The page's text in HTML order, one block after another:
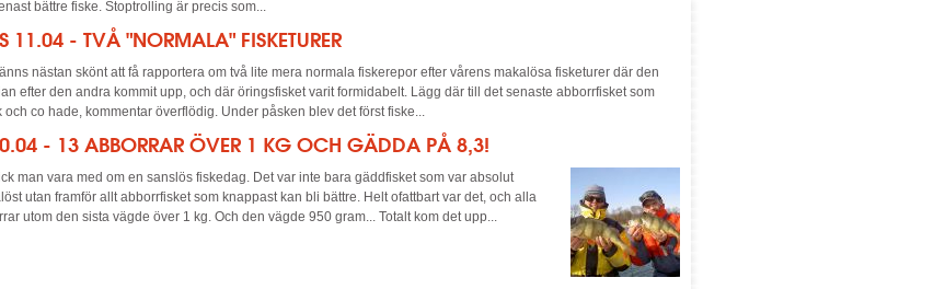
bättre fiske. Stoptrolling är precis som...
11.04 - TVÅ "NORMALA" FISKETURER
nästan skönt att få rapportera om två lite mera normala fiskerepor efter vårens makalösa fisketurer där den
efter den andra kommit upp, och där öringsfisket varit formidabelt. Lägg där till det senaste abborrfisket som
och co hade, kommentar överflödig. Under påsken blev det först fiske...
- 13 ABBORRAR ÖVER 1 KG OCH GÄDDA PÅ 8,3!
man vara med om en sanslös fiskedag. Det var inte bara gäddfisket som var absolut
utan framför allt abborrfisket som knappast kan bli bättre. Helt ofattbart var det, och alla
utom den sista vägde över 1 kg. Och den vägde 950 gram... Totalt kom det upp...